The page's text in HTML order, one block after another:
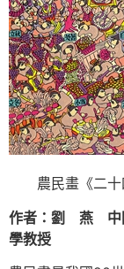
農民畫《二十
作者：劉 燕 中
學教授